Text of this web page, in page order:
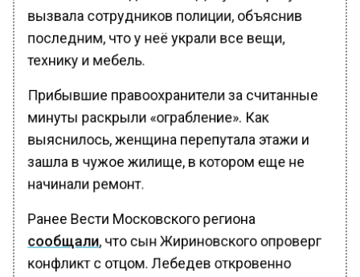
вызвала сотрудников полиции, объяснив
последним, что у неё украли все вещи,
технику и мебель.
Прибывшие правоохранители за считанные
минуты раскрыли «ограбление». Как
выяснилось, женщина перепутала этажи и
зашла в чужое жилище, в котором еще не
начинали ремонт.
Ранее Вести Московского региона
сообщали, что сын Жириновского опроверг
конфликт с отцом. Лебедев откровенно